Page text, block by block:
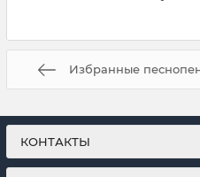
Избранные
КОНТАКТЫ